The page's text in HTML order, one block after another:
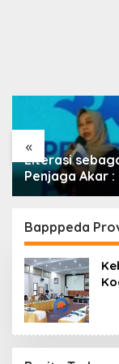
«
Literasi
Penjaga Akar :
Budaya,
Bapppeda